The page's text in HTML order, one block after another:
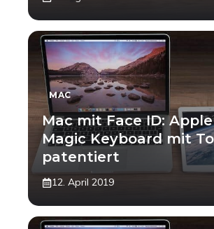
MAC
Mac mit Face ID:
Magic Keyboard mit
patentiert
12. April 2019